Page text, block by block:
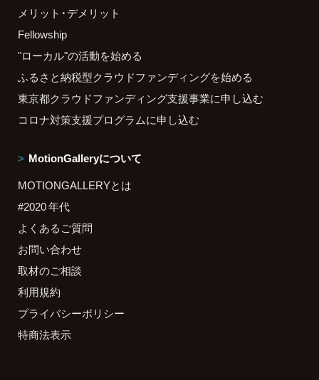
メリット・デメリット
Fellowship
"ローカル"の活動を始める
ふるさと納税型クラウドファンディングを始める
東京都クラウドファンディング支援事業に申し込む
コロナ対策支援プログラムに申し込む
MotionGalleryについて
MOTIONGALLERYとは
#2020 年代
よくあるご質問
お問い合わせ
取材のご相談
利用規約
プライバシーポリシー
特商法表示